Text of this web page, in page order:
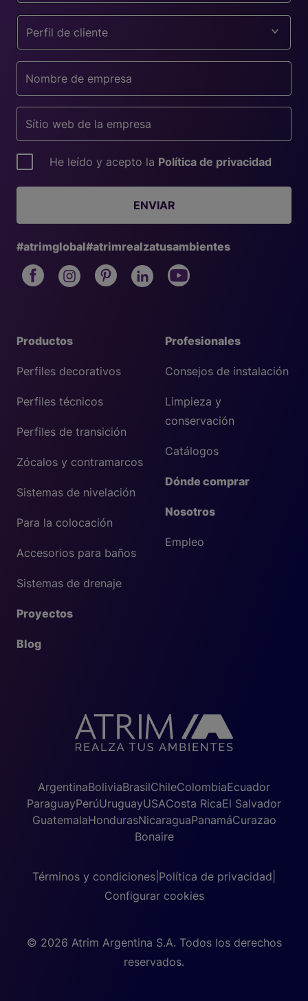
Profesionales
Consejos de instalación
Limpieza y
conservación
Catálogos
Dónde comprar
Nosotros
Empleo
Productos
Perfiles decorativos
Perfiles técnicos
Perfiles de transición
Zócalos y contramarcos
Sistemas de nivelación
Para la colocación
Accesorios para baños
Sistemas de drenaje
Proyectos
Blog
Perfil de cliente
He leído y acepto la Política de privacidad
ENVIAR
#atrimglobal#atrimrealzatusambientes
ArgentinaBoliviaBrasilChileColombiaEcuador
ParaguayPerúUruguayUSACosta RicaEl Salvador
GuatemalaHondurasNicaraguaPanamáCurazao
Bonaire
Términos y condiciones Política de privacidad
Configurar cookies
© 2026 Atrim Argentina S.A. Todos los derechos
reservados.